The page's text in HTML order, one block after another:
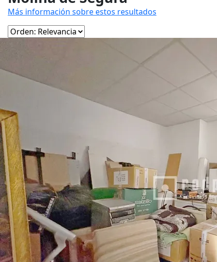
Más información sobre estos resultados